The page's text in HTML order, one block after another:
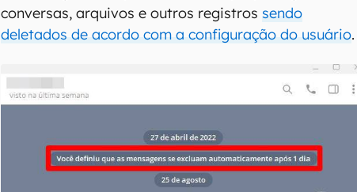
conversas, arquivos e outros registrossendo
deletados de acordo com a configuração do usuário.